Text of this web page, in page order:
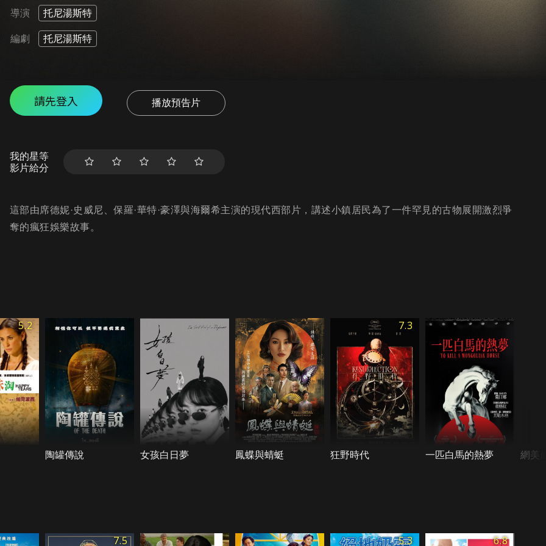
導演 托尼湯斯特
編劇 托尼湯斯特
請先登入 播放預告片
我的星等
影片給分
這部由席德妮·史威尼、保羅·華特·豪澤與海爾希主演的現代西部片，講述小鎮居民為了一件罕見的古物展開激烈爭
奪的瘋狂娛樂故事。
5.2
陶罐傳說 女孩白日夢 鳳蝶與蜻蜓
7.3
狂野時代 一匹白馬的熱夢 網美
7.5 5.3 6.8